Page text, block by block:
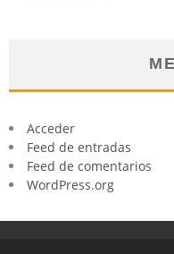
Acceder
Feed de entradas
Feed de comentarios
WordPress.org